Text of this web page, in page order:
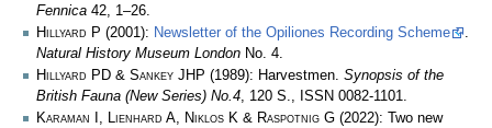
Fennica 42, 1–26.
Hillyard P (2001): Newsletter of the Opiliones Recording Scheme
.
Natural History Museum London No. 4.
Hillyard PD & Sankey JHP (1989): Harvestmen. Synopsis of the
British Fauna (New Series) No.4, 120 S., ISSN 0082-1101.
Karaman I, Lienhard A, Niklos K & Raspotnig G (2022): Two new